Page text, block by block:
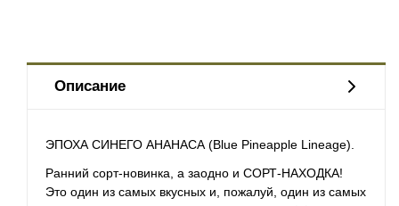
Описание
ЭПОХА СИНЕГО АНАНАСА (Blue Pineapple Lineage).
Ранний сорт-новинка, а заодно и СОРТ-НАХОДКА!
Это один из самых вкусных и, пожалуй, один из самых